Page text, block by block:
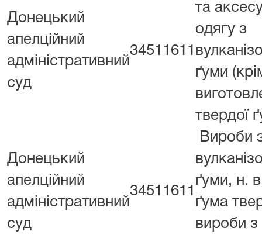
Донецький
апелційний
адміністративний
суд
34511611
та
одягу з
ґуми
твердої
Донецький
апелційний
адміністративний
суд
34511611
Вироби
ґуми, н.
ґума
вироби з